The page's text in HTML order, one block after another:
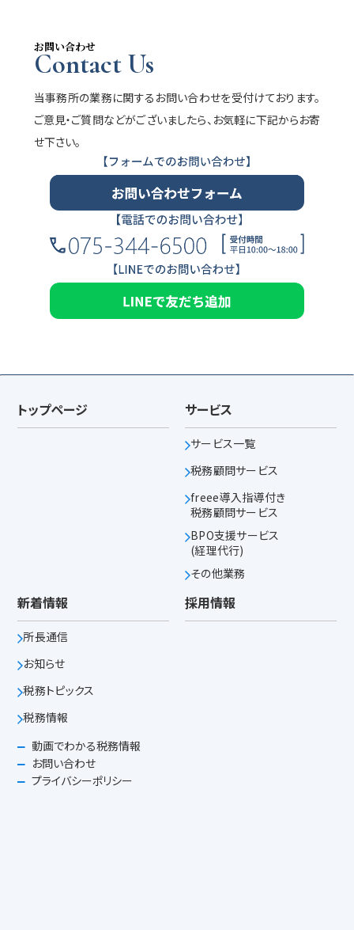
お問い合わせ
Contact Us
当事務所の業務に関するお問い合わせを受付けております。
ご意見・ご質問などがございましたら、お気軽に下記からお寄
せ下さい。
トップページ サービス
サービス一覧
税務顧問サービス
freee導入指導付き
税務顧問サービス
BPO支援サービス
(経理代行)
その他業務
新着情報
所長通信
お知らせ
税務トピックス
税務情報
採用情報
動画でわかる税務情報
お問い合わせ
プライバシーポリシー